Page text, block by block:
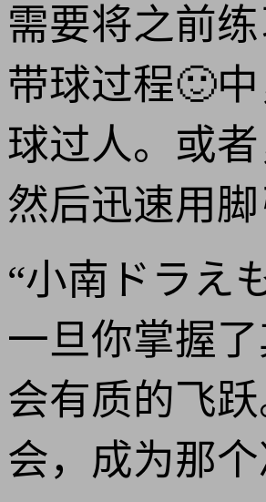
需要将之前
带球过程🙂
球过人。或
然后迅速用
“小南ドラえ
一旦你掌握
会有质的飞
会，成为那